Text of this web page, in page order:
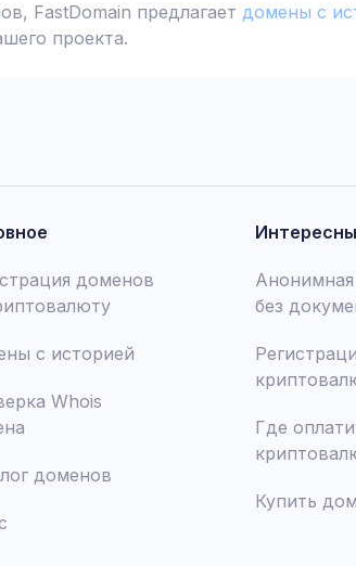
FastDomain предлагает домены с
проекта.
доменов
с историей
Whois
доменов
без
Где
Купить